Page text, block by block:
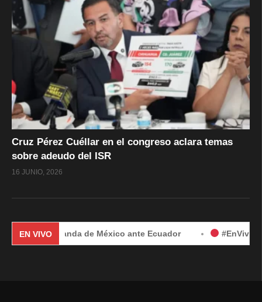
Cruz Pérez Cuéllar en el congreso aclara temas
sobre adeudo del ISR
16 JUNIO, 2026
EN VIVO
demanda de México ante Ecuador #EnVivo |